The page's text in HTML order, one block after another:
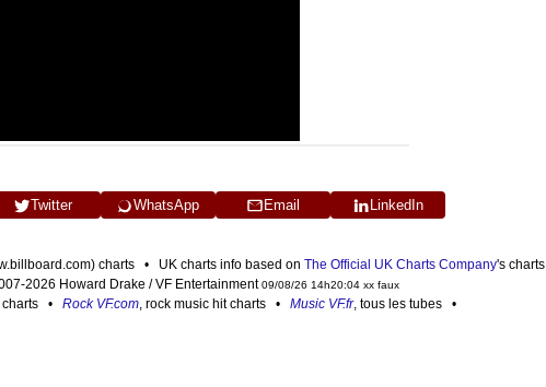
Twitter WhatsApp Email LinkedIn
charts • UK charts info based on The Official UK Charts Company's charts
2026 Howard Drake / VF Entertainment09/08/26 14h20:04 xx faux
charts • Rock VF.com, rock music hit charts • Music VF.fr, tous les tubes •